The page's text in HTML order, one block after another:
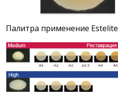
Палитра применение